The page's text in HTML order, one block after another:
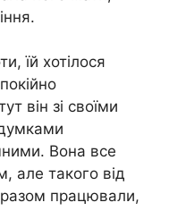
їй хотілося
він зі своїми
Вона все
але такого від
разом працювали,